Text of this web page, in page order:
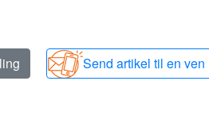
Send artikel til en ven